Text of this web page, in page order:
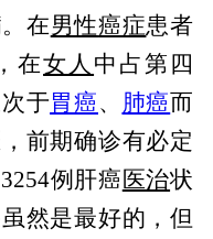
在男性癌症患者
在女人 中占第四
于胃癌、 肺癌而
前期确诊有必定
例肝癌 医治状
然是最好的，但